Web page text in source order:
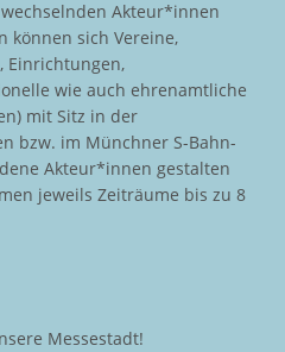
Akteur*innen
können sich Vereine,
Einrichtungen,
wie auch ehrenamtliche
mit Sitz in der
bzw. im Münchner S-Bahn-
Akteur*innen gestalten
jeweils Zeiträume bis zu 8
Messestadt!